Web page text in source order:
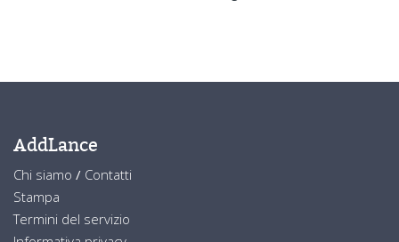
AddLance
Chi siamo / Contatti
Stampa
Termini del servizio